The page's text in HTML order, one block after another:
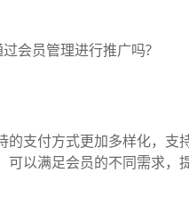
支付方式更加多样化，支
以满足会员的不同需求，